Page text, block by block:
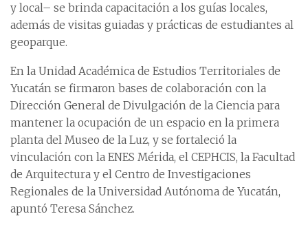
y local– se brinda capacitación a los guías locales,
además de visitas guiadas y prácticas de estudiantes al
geoparque.
En la Unidad Académica de Estudios Territoriales de
Yucatán se firmaron bases de colaboración con la
Dirección General de Divulgación de la Ciencia para
mantener la ocupación de un espacio en la primera
planta del Museo de la Luz, y se fortaleció la
vinculación con la ENES Mérida, el CEPHCIS, la Facultad
de Arquitectura y el Centro de Investigaciones
Regionales de la Universidad Autónoma de Yucatán,
apuntó Teresa Sánchez.